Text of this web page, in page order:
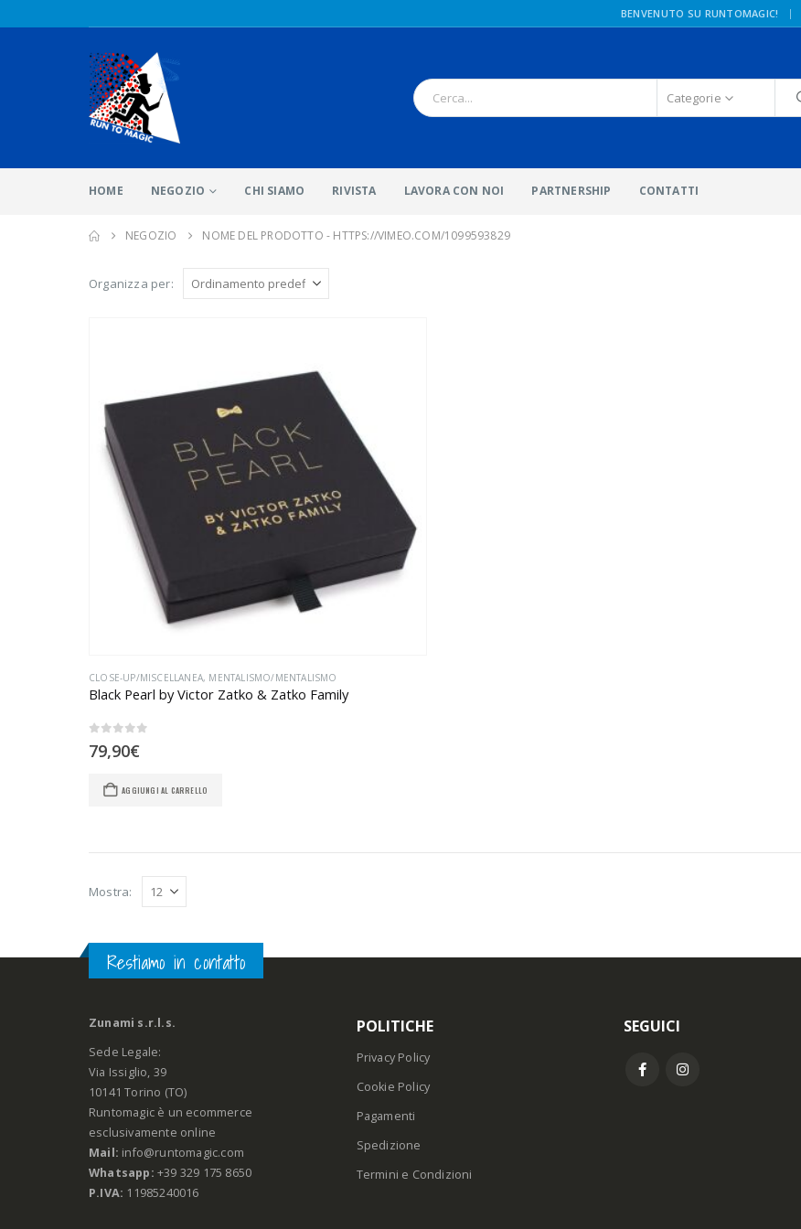
BENVENUTO SU RUNTOMAGIC! |
Categorie
HOME NEGOZIO CHI SIAMO RIVISTA LAVORA CON NOI PARTNERSHIP CONTATTI
NEGOZIO NOME DEL PRODOTTO - HTTPS://VIMEO.COM/1099593829
Organizza per:
CLOSE-UP/MISCELLANEA, MENTALISMO/MENTALISMO
Black Pearl by Victor Zatko & Zatko Family
79,90€
AGGIUNGI AL CARRELLO
Mostra:
Restiamo in contatto
Zunami s.r.l.s.
Sede Legale:
Via Issiglio, 39
10141 Torino (TO)
Runtomagic è un ecommerce
esclusivamente online
Mail: info@runtomagic.com
Whatsapp: +39 329 175 8650
P.IVA: 11985240016
POLITICHE
Privacy Policy
Cookie Policy
Pagamenti
Spedizione
Termini e Condizioni
SEGUICI